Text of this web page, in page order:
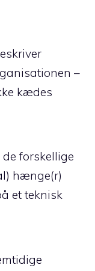
–
kædes
forskellige
hænge(r)
et teknisk